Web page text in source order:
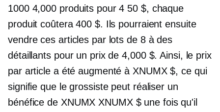
1000 4,000 produits pour 4 50 $, chaque
produit coûtera 400 $. Ils pourraient ensuite
vendre ces articles par lots de 8 à des
détaillants pour un prix de 4,000 $. Ainsi, le prix
par article a été augmenté à XNUMX $, ce qui
signifie que le grossiste peut réaliser un
bénéfice de XNUMX XNUMX $ une fois qu'il